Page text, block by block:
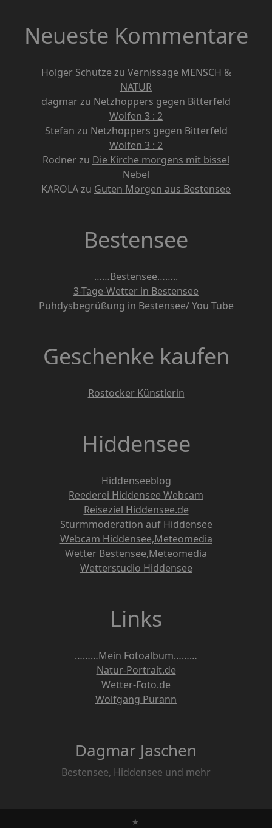
Neueste Kommentare
Holger Schütze zu Vernissage MENSCH &
NATUR
dagmarzu Netzhoppers gegen Bitterfeld
Wolfen 3 : 2
Stefan zu Netzhoppers gegen Bitterfeld
Wolfen 3 : 2
Rodnerzu Die Kirche morgens mit bissel
Nebel
KAROLAzu Guten Morgen aus Bestensee
Bestensee
……Bestensee……..
3-Tage-Wetter in Bestensee
Puhdysbegrüßung in Bestensee/ You Tube
Geschenke kaufen
Rostocker Künstlerin
Hiddensee
Hiddenseeblog
Reederei Hiddensee Webcam
Reiseziel Hiddensee.de
Sturmmoderation auf Hiddensee
Webcam Hiddensee,Meteomedia
Wetter Bestensee,Meteomedia
Wetterstudio Hiddensee
Links
………Mein Fotoalbum………
Natur-Portrait.de
Wetter-Foto.de
Wolfgang Purann
Dagmar Jaschen
Bestensee, Hiddensee und mehr
★